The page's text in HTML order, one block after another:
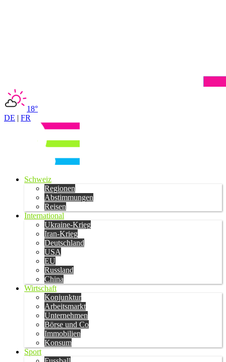
18°
DE | FR
Schweiz
Regionen
Abstimmungen
Reisen
International
Ukraine-Krieg
Iran-Krieg
Deutschland
USA
EU
Russland
China
Wirtschaft
Konjunktur
Arbeitsmarkt
Unternehmen
Börse und Co
Immobilien
Konsum
Sport